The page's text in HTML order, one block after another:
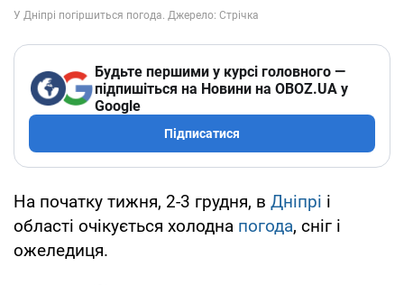
Будьте першими у курсі головного —
підпишіться на Новини на OBOZ.UA у
Google
Підписатися
На початку тижня, 2-3 грудня, в Дніпрі і
області очікується холодна погода, сніг і
ожеледиця.